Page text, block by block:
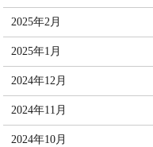
2025年2月
2025年1月
2024年12月
2024年11月
2024年10月